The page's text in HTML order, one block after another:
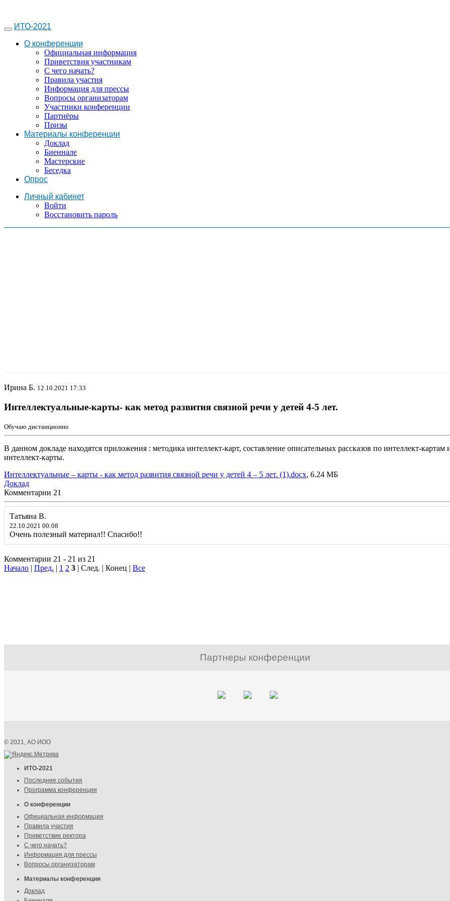
ИТО-2021
О конференции
Официальная информация
Приветствия участникам
С чего начать?
Правила участия
Информация для прессы
Вопросы организаторам
Участники конференции
Партнёры
Призы
Материалы конференции
Доклад
Биеннале
Мастерские
Беседка
Опрос
Личный кабинет
Войти
Восстановить пароль
Ирина Б. 12.10.2021 17:33
Интеллектуальные-карты- как метод развития связной речи у детей 4-5 лет.
Обучаю дистанционно
В данном докладе находятся приложения : методика интеллект-карт, составление описательных рассказов по интеллект-картам
интеллект-карты.
Интеллектуальные – карты - как метод развития связной речи у детей 4 – 5 лет. (1).docx, 6.24 МБ
Доклад
Комментарии 21
Татьяна В.
22.10.2021 00:08
Очень полезный материал!! Спасибо!!
Комментарии 21 - 21 из 21
Начало | Пред. | 1 2 3 | След. | Конец | Все
Партнеры конференции
© 2021, АО ИОО
ИТО-2021
Последние события
Программа конференции
О конференции
Официальная информация
Правила участия
Приветствие ректора
С чего начать?
Информация для прессы
Вопросы организаторам
Материалы конференции
Доклад